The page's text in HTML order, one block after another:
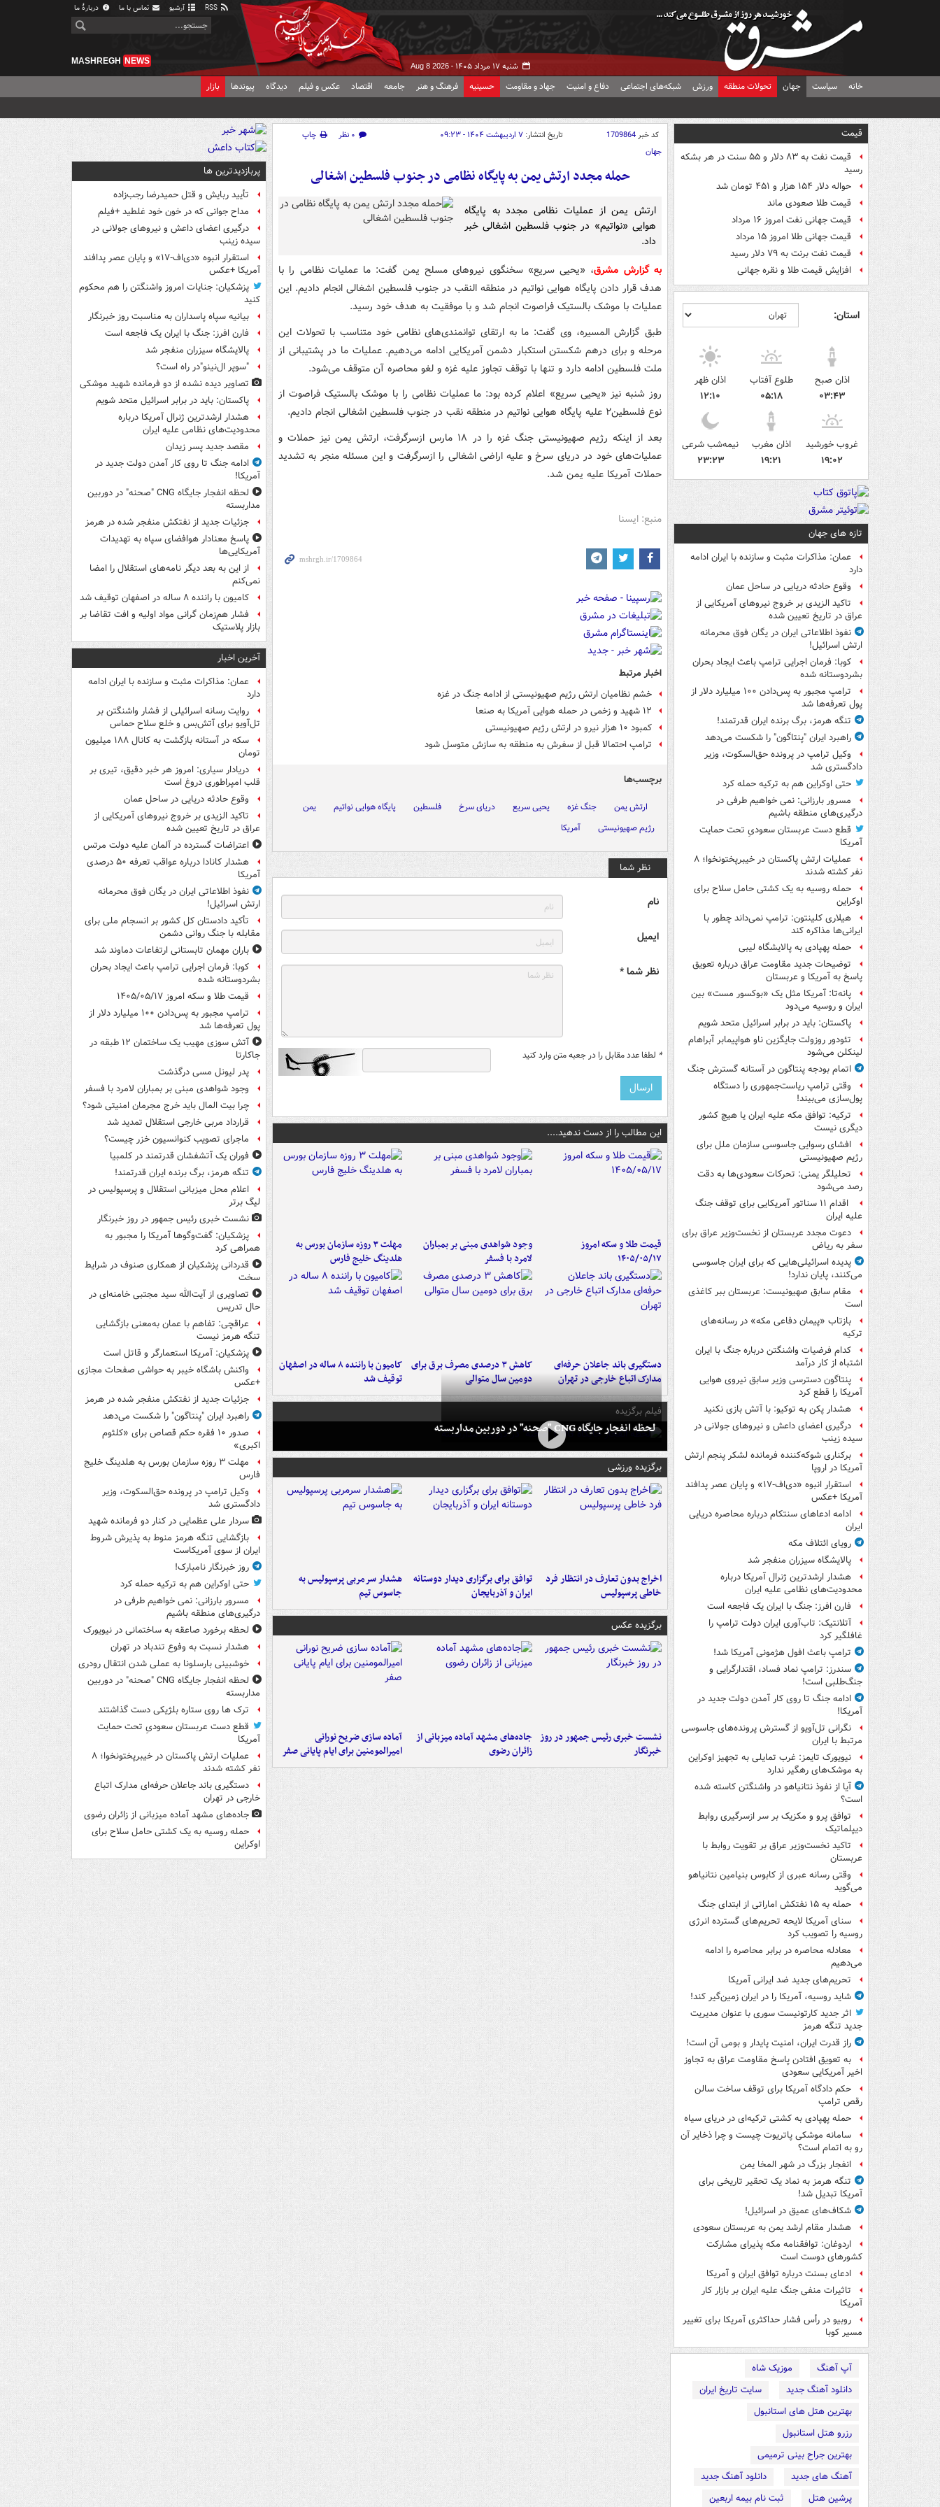
آرشیو تماس با ما دربارهٔ ما
شنبه ۱۷ مرداد ۱۴۰۵ - Aug 8 2026
MASHREGH NEWS
خانه سیاست جهان تحولات منطقه ورزش شبکه‌های اجتماعی دفاع و امنیت جهاد و مقاومت حسینیه فرهنگ و هنر جامعه اقتصاد عکس و فیلم دیدگاه پیوندها بازار
قیمت
قیمت نفت به ۸۳ دلار و ۵۵ سنت در هر بشکه
رسید
حواله دلار ۱۵۴ هزار و ۴۵۱ تومان شد
قیمت طلا صعودی ماند
قیمت جهانی نفت امروز ۱۶ مرداد
قیمت جهانی طلا امروز ۱۵ مرداد
قیمت نفت برنت به ۷۹ دلار رسید
افزایش قیمت طلا و نقره جهانی
استان:
اذان صبح
۰۳:۴۳
طلوع آفتاب
۰۵:۱۸
اذان ظهر
۱۲:۱۰
غروب خورشید
۱۹:۰۲
اذان مغرب
۱۹:۲۱
نیمه‌شب شرعی
۲۳:۲۳
تازه های جهان
عمان: مذاکرات مثبت و سازنده با ایران ادامه
دارد
وقوع حادثه دریایی در ساحل عمان
تاکید الزیدی بر خروج نیروهای آمریکایی از
عراق در تاریخ تعیین شده
نفوذ اطلاعاتی ایران در یگان فوق محرمانه
ارتش اسرائیل!
کوبا: فرمان اجرایی ترامپ باعث ایجاد بحران
بشردوستانه شده
ترامپ مجبور به پس‌دادن ۱۰۰ میلیارد دلار از
پول تعرفه‌ها شد
تنگه هرمز، برگ برنده ایران قدرتمند!
راهبرد ایران "پنتاگون" را شکست می‌دهد
وکیل ترامپ در پرونده حق‌السکوت، وزیر
دادگستری شد
حتی اوکراین هم به ترکیه حمله کرد
مسرور بارزانی: نمی خواهیم طرفی در
درگیری‌های منطقه باشیم
قطع دست عربستان سعودیِ تحت حمایت
آمریکا
عملیات ارتش پاکستان در خیبرپختونخوا؛ ۸
نفر کشته شدند
حمله روسیه به یک کشتی حامل سلاح برای
اوکراین
هیلاری کلینتون: ترامپ نمی‌داند چطور با
ایرانی‌ها مذاکره کند
حمله پهپادی به پالایشگاه لیبی
توضیحات جدید مقاومت عراق درباره تعویق
پاسخ به آمریکا و عربستان
پانه‌تا: آمریکا مثل یک «بوکسور مست» بین
ایران و روسیه می‌دود
پاکستان: باید در برابر اسرائیل متحد شویم
تئودور روزولت جایگزین ناو هواپیمابر آبراهام
لینکلن می‌شود
اتمام بودجه پنتاگون در آستانه گسترش جنگ
وقتی ترامپ ریاست‌جمهوری را دستگاه
پول‌سازی می‌بیند!
ترکیه: توافق مکه علیه ایران یا هیچ کشور
دیگری نیست
افشای رسوایی جاسوسی سازمان ملل برای
رژیم صهیونیستی
تحلیلگر یمنی: تحرکات سعودی‌ها به دقت
رصد می‌شود
اقدام ۱۱ سناتور آمریکایی برای توقف جنگ
علیه ایران
دعوت مجدد عربستان از نخست‌وزیر عراق برای
سفر به ریاض
پدیده اسرائیلی‌هایی که برای ایران جاسوسی
می‌کنند، پایان ندارد!
مقام سابق صهیونیست: عربستان ببر کاغذی
است
بازتاب «پیمان دفاعی مکه» در رسانه‌های
ترکیه
کدام فرضیات واشنگتن درباره جنگ با ایران
اشتباه از کار درآمد
پنتاگون دسترسی وزیر سابق نیروی هوایی
آمریکا را قطع کرد
هشدار پکن به توکیو: با آتش بازی نکنید
درگیری اعضای داعش و نیروهای جولانی در
سیده زینب
برکناری شوکه‌کننده فرمانده لشکر پنجم ارتش
آمریکا در اروپا
استقرار انبوه «دی‌اف‑۱۷» و پایان عصر پدافند
آمریکا +عکس
ادامه ادعاهای سنتکام درباره محاصره دریایی
ایران
رویای ائتلاف مکه
پالایشگاه سیزران منفجر شد
هشدار ارشدترین ژنرال آمریکا درباره
محدودیت‌های نظامی علیه ایران
فارن افرز: جنگ با ایران یک فاجعه است
آتلانتیک: تاب‌آوری ایران دولت ترامپ را
غافلگیر کرد
ترامپ باعث افول هژمونی آمریکا شد!
سندرز: ترامپ نماد فساد، اقتدارگرایی و
جنگ‌طلبی است!
ادامه جنگ تا روی کار آمدن دولت جدید در
آمریکا!
نگرانی تل‌آویو از گسترش پرونده‌های جاسوسی
مرتبط با ایران
نیویورک تایمز: غرب تمایلی به تجهیز اوکراین
به موشک‌های رهگیر ندارد
آیا از نفوذ نتانیاهو در واشنگتن کاسته شده
است؟
توافق پرو و مکزیک بر سر ازسرگیری روابط
دیپلماتیک
تاکید نخست‌وزیر عراق بر تقویت روابط با
عربستان
وقتی رسانه عبری از کابوس بنیامین نتانیاهو
می‌گوید
حمله به ۱۵ نفتکش‌ اماراتی از ابتدای جنگ
سنای آمریکا لایحه تحریم‌های گسترده انرژی
روسیه را تصویب کرد
معادله محاصره در برابر محاصره را ادامه
می‌دهیم
تحریم‌های جدید ضد ایرانی آمریکا
شاید روسیه، آمریکا را در ایران زمین‌گیر کند!
اثر جدید کارتونیست سوری با عنوان مدیریت
جدید تنگه هرمز
راز قدرت ایران، امنیت پایدار و بومی آن است!
به تعویق افتادن پاسخ مقاومت عراق به تجاوز
اخیر آمریکایی سعودی
حکم دادگاه آمریکا برای توقف ساخت سالن
رقص ترامپ
حمله پهپادی به کشتی ترکیه‌ای در دریای سیاه
سامانه موشکی پاتریوت چیست و چرا ذخایر آن
رو به اتمام است؟
انفجار بزرگ در شهر المخا یمن
تنگه هرمز به نماد یک تحقیر تاریخی برای
آمریکا تبدیل شد!
شکاف‌های عمیق در اسرائیل!
هشدار مقام ارشد یمن به عربستان سعودی
اردوغان: توافقنامه مکه پذیرای مشارکت
کشورهای دوست است
ادعای بسنت درباره توافق ایران و آمریکا
تاثیرات منفی جنگ علیه ایران بر بازار کار
آمریکا
روبیو در رأس فشار حداکثری آمریکا برای تغییر
مسیر کوبا
آپ آهنگ
موزیک شاه
دانلود آهنگ جدید
سایت تاریخ ایران
بهترین هتل های استانبول
رزرو هتل استانبول
بهترین جراح بینی ترمیمی
آهنگ های جدید
دانلود آهنگ جدید
پرشین هتل
ثبت نام بیمه اربعین
کد خبر1709864 تاریخ انتشار: ۷ اردیبهشت ۱۴۰۴ - ۰۹:۲۳ ۰ نظر
چاپ
جهان
حمله مجدد ارتش یمن به پایگاه نظامی در جنوب فلسطین اشغالی
ارتش یمن از عملیات نظامی مجدد به پایگاه
هوایی «نواتیم» در جنوب فلسطین اشغالی خبر
داد.
به گزارش مشرق، «یحیی سریع» سخنگوی نیروهای مسلح یمن گفت: ما عملیات نظامی را با
هدف قرار دادن پایگاه هوایی نواتیم در منطقه النقب در جنوب فلسطین اشغالی انجام دادیم. این
عملیات با موشک بالستیک فراصوت انجام شد و با موفقیت به هدف خود رسید.
طبق گزارش المسیره، وی گفت: ما به ارتقای توانمندی‌های نظامی خود متناسب با تحولات این
مرحله و برای درهم شکستن استکبار دشمن آمریکایی ادامه می‌دهیم. عملیات ما در پشتیبانی از
ملت فلسطین ادامه دارد و تنها با توقف تجاوز علیه غزه و لغو محاصره آن متوقف می‌شود.
روز شنبه نیز «یحیی سریع» اعلام کرده بود: ما عملیات نظامی را با موشک بالستیک فراصوت از
نوع فلسطین۲ علیه پایگاه هوایی نواتیم در منطقه نقب در جنوب فلسطین اشغالی انجام دادیم.
بعد از اینکه رژیم صهیونیستی جنگ غزه را در ۱۸ مارس ازسرگرفت، ارتش یمن نیز حملات و
عملیات‌های خود در دریای سرخ و علیه اراضی اشغالی را ازسرگرفت و این مسئله منجر به تشدید
حملات آمریکا علیه یمن شد.
منبع: ایسنا
اخبار مرتبط
خشم نظامیان ارتش رژیم صهیونیستی از ادامه جنگ در غزه
۱۲ شهید و زخمی در حمله هوایی آمریکا به صنعا
کمبود ۱۰ هزار نیرو در ارتش رژیم صهیونیستی
ترامپ احتمالا قبل از سفرش به منطقه به سازش متوسل شود
برچسب‌ها
ارتش یمن جنگ غزه یحیی سریع دریای سرخ فلسطین پایگاه هوایی نواتیم
یمن
رژیم صهیونیستی
آمریکا
نظر شما
نام
ایمیل
نظر شما *
* لطفا عدد مقابل را در جعبه متن وارد کنید
این مطالب را از دست ندهید....
قیمت طلا و سکه امروز
۱۴۰۵/۰۵/۱۷
وجود شواهدی مبنی بر بمباران
لامرد با فسفر
مهلت ۳ روزه سازمان بورس به
هلدینگ خلیج فارس
دستگیری باند جاعلان حرفه‌ای
مدارک اتباع خارجی در تهران
کاهش ۳ درصدی مصرف برق برای
دومین سال متوالی
کامیون با راننده ۸ ساله در اصفهان
توقیف شد
فیلم برگزیده
لحظه انفجار جایگاه CNG "صحنه" در دوربین مداربسته
برگزیده ورزشی
اخراج بدون تعارف در انتظار فرد
خاطی پرسپولیس
توافق برای برگزاری دیدار دوستانه
ایران و آذربایجان
هشدار سرمربی پرسپولیس به
جاسوس تیم
برگزیده عکس
نشست خبری رئیس جمهور در روز
خبرنگار
جاده‌های مشهد آماده میزبانی از
زائران رضوی
آماده سازی ضریح نورانی
امیرالمومنین برای ایام پایانی صفر
پربازدیدترین ها
تأیید ربایش و قتل حمیدرضا رجب‌زاده
مداح جوانی که در خون خود غلطید +فیلم
درگیری اعضای داعش و نیروهای جولانی در
سیده زینب
استقرار انبوه «دی‌اف‑۱۷» و پایان عصر پدافند
آمریکا +عکس
پزشکیان: جنایات امروز واشنگتن را هم محکوم
کنید
بیانیه سپاه پاسداران به مناسبت روز خبرنگار
فارن افرز: جنگ با ایران یک فاجعه است
پالایشگاه سیزران منفجر شد
"سوپر ال‌نینو"در راه است؟
تصاویر دیده‌ نشده از دو فرمانده شهید موشکی
پاکستان: باید در برابر اسرائیل متحد شویم
هشدار ارشدترین ژنرال آمریکا درباره
محدودیت‌های نظامی علیه ایران
مقصد جدید پسر زیدان
ادامه جنگ تا روی کار آمدن دولت جدید در
آمریکا!
لحظه انفجار جایگاه CNG "صحنه" در دوربین
مداربسته
جزئیات جدید از نفتکش منفجر شده در هرمز
پاسخ معنادار هوافضای سپاه به تهدیدات
آمریکایی‌ها
از این به بعد دیگر نامه‌های استقلال را امضا
نمی‌کنم
کامیون با راننده ۸ ساله در اصفهان توقیف شد
فشار هم‌زمان گرانی مواد اولیه و افت تقاضا بر
بازار پلاستیک
آخرین اخبار
عمان: مذاکرات مثبت و سازنده با ایران ادامه
دارد
روایت رسانه اسرائیلی از فشار واشنگتن بر
تل‌آویو برای آتش‌بس و خلع سلاح حماس
سکه در آستانه بازگشت به کانال ۱۸۸ میلیون
تومان
دریادار سیاری: امروز هر خبر دقیق، تیری بر
قلب امپراطوری دروغ است
وقوع حادثه دریایی در ساحل عمان
تاکید الزیدی بر خروج نیروهای آمریکایی از
عراق در تاریخ تعیین شده
اعتراضات گسترده در آلمان علیه دولت مرتس
هشدار کانادا درباره عواقب تعرفه ۵۰ درصدی
آمریکا
نفوذ اطلاعاتی ایران در یگان فوق محرمانه
ارتش اسرائیل!
تأکید دادستان کل کشور بر انسجام ملی برای
مقابله با جنگ روانی دشمن
باران مهمان تابستانی ارتفاعات دماوند شد
کوبا: فرمان اجرایی ترامپ باعث ایجاد بحران
بشردوستانه شده
قیمت طلا و سکه امروز ۱۴۰۵/۰۵/۱۷
ترامپ مجبور به پس‌دادن ۱۰۰ میلیارد دلار از
پول تعرفه‌ها شد
آتش سوزی مهیب یک ساختمان ۱۲ طبقه در
جاکارتا
پدر لیونل مسی درگذشت
وجود شواهدی مبنی بر بمباران لامرد با فسفر
چرا بیت المال باید خرج مجرمان امنیتی شود؟
قرارداد مربی خارجی استقلال تمدید شد
ماجرای تصویب کنوانسیون خزر چیست؟
فوران یک آتشفشان قدرتمند در کلمبیا
تنگه هرمز، برگ برنده ایران قدرتمند!
اعلام محل میزبانی استقلال و پرسپولیس در
لیگ برتر
نشست خبری رئیس جمهور در روز خبرنگار
پزشکیان: گفت‌وگوها آمریکا را مجبور به
همراهی کرد
قدردانی پزشکیان از همکاری صنوف در شرایط
سخت
تصاویری از آیت‌الله سید مجتبی خامنه‌ای در
حال تدریس
عراقچی: تفاهم با عمان به‌معنی بازگشایی
تنگه هرمز نیست
پزشکیان: آمریکا استعمارگر و قاتل است
واکنش باشگاه خیبر به حواشی صفحات مجازی
+عکس
جزئیات جدید از نفتکش منفجر شده در هرمز
راهبرد ایران "پنتاگون" را شکست می‌دهد
صدور ۱۰ فقره حکم قصاص برای «کلثوم
اکبری»
مهلت ۳ روزه سازمان بورس به هلدینگ خلیج
فارس
وکیل ترامپ در پرونده حق‌السکوت، وزیر
دادگستری شد
سردار علی عظمایی در کنار دو فرمانده شهید
بازگشایی تنگه هرمز منوط به پذیرش شروط
ایران از سوی آمریکاست
روز خبرنگار نامبارک!
حتی اوکراین هم به ترکیه حمله کرد
مسرور بارزانی: نمی خواهیم طرفی در
درگیری‌های منطقه باشیم
لحظه برخورد صاعقه به ساختمانی در نیویورک
هشدار نسبت به وفوع تندباد در تهران
خوشبینی بارسلونا به عملی شدن انتقال رودری
لحظه انفجار جایگاه CNG "صحنه" در دوربین
مداربسته
ترک ها روی ستاره بلژیکی دست گذاشتند
قطع دست عربستان سعودیِ تحت حمایت
آمریکا
عملیات ارتش پاکستان در خیبرپختونخوا؛ ۸
نفر کشته شدند
دستگیری باند جاعلان حرفه‌ای مدارک اتباع
خارجی در تهران
جاده‌های مشهد آماده میزبانی از زائران رضوی
حمله روسیه به یک کشتی حامل سلاح برای
اوکراین